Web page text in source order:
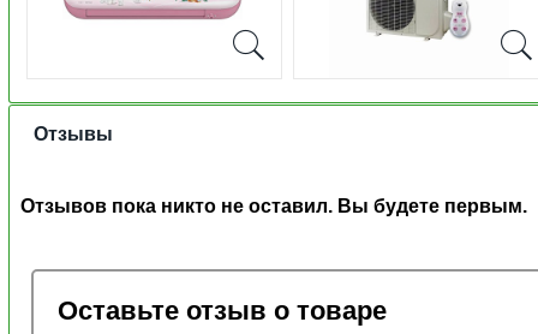
Отзывы
Отзывов пока никто не оставил. Вы будете первым.
Оставьте отзыв о товаре